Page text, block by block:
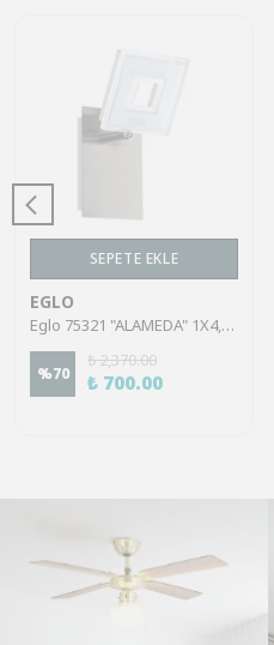
SEPETE EKLE
EGLO
Eglo 75321 "ALAMEDA" 1X4,5W Çelik Nikel Mat Sıva Üstü Spot
%70
₺ 2,370.00
₺ 700.00